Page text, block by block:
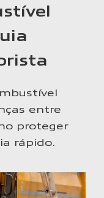
entre
proteger
rápido.